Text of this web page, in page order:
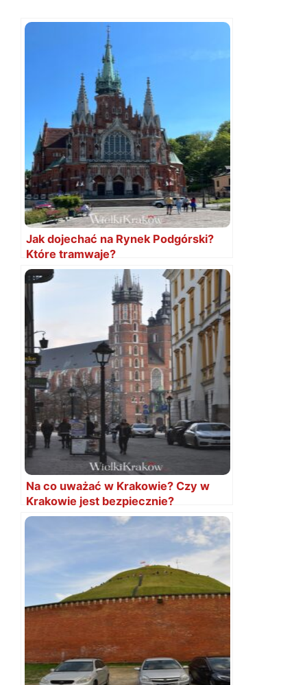
Jak dojechać na Rynek Podgórski?
Które tramwaje?
Na co uważać w Krakowie? Czy w
Krakowie jest bezpiecznie?